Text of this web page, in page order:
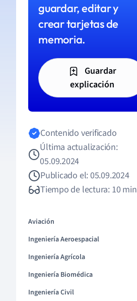
guardar, editar y
crear tarjetas de
memoria.
Guardar
explicación
Contenido verificado
Última actualización:
05.09.2024
Publicado el: 05.09.2024
Tiempo de lectura: 10 min
Aviación
Ingeniería Aeroespacial
Ingeniería Agrícola
Ingeniería Biomédica
Ingeniería Civil